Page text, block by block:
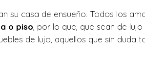
su casa de ensueño. Todos los
o piso , por lo que, que sean de
de lujo, aquellos que sin duda